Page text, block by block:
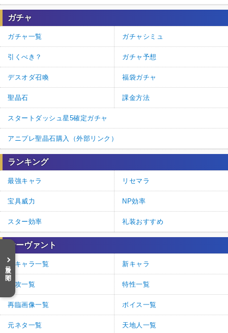
目次を開く
ガチャ
ガチャ一覧 ガチャシミュ
引くべき？ ガチャ予想
デスオダ召喚 福袋ガチャ
聖晶石 課金方法
スタートダッシュ星5確定ガチャ
アニプレ聖晶石購入（外部リンク）
ランキング
最強キャラ リセマラ
宝具威力 NP効率
スター効率 礼装おすすめ
サーヴァント
全キャラ一覧 新キャラ
特攻一覧 特性一覧
再臨画像一覧 ボイス一覧
元ネタ一覧 天地人一覧